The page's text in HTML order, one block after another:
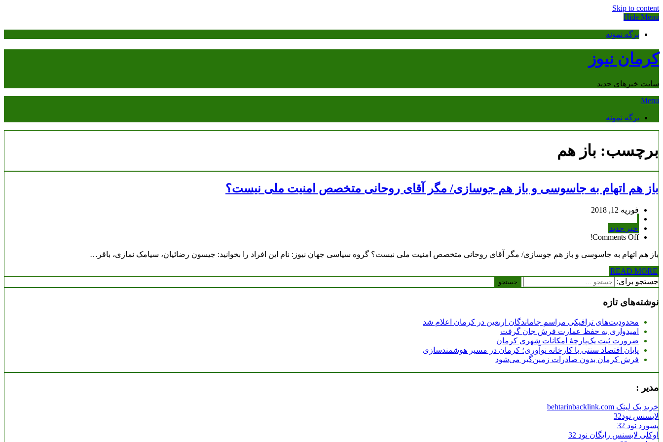
Skip to content
Hide Menu
برگه نمونه
کرمان نیوز
سایت خبرهای جدید
Menu
برگه نمونه
برچسب: باز هم
باز هم اتهام به جاسوسی و باز هم جوسازی/ مگر آقای روحانی متخصص امنیت ملی نیست؟
فوریه 12, 2018
خبر جدید
Comments Off!
باز هم اتهام به جاسوسی و باز هم جوسازی/ مگر آقای روحانی متخصص امنیت ملی نیست؟ گروه سیاسی جهان نیوز: نام این افراد را بخوانید: جیسون رضائیان، سیامک نمازی، باقر…
READ MORE
جستجو برای:
نوشته‌های تازه
محدودیت‌های ترافیکی مراسم جاماندگان اربعین در کرمان اعلام شد
امیدواری به حفظ عمارت فرش جان گرفت
ضرورت ثبت یک‌پارچۀ امکانات شهری کرمان
پایان اقتصاد سنتی با کارخانه نوآوری؛ کرمان در مسیر هوشمندسازی
فرش کرمان بدون صادرات زمین‌گیر می‌شود
مدیر :
خرید بک لینک behtarinbacklink.com
لایسنس نود32
پسورد نود 32
اوکلی لایسنس رایگان نود 32